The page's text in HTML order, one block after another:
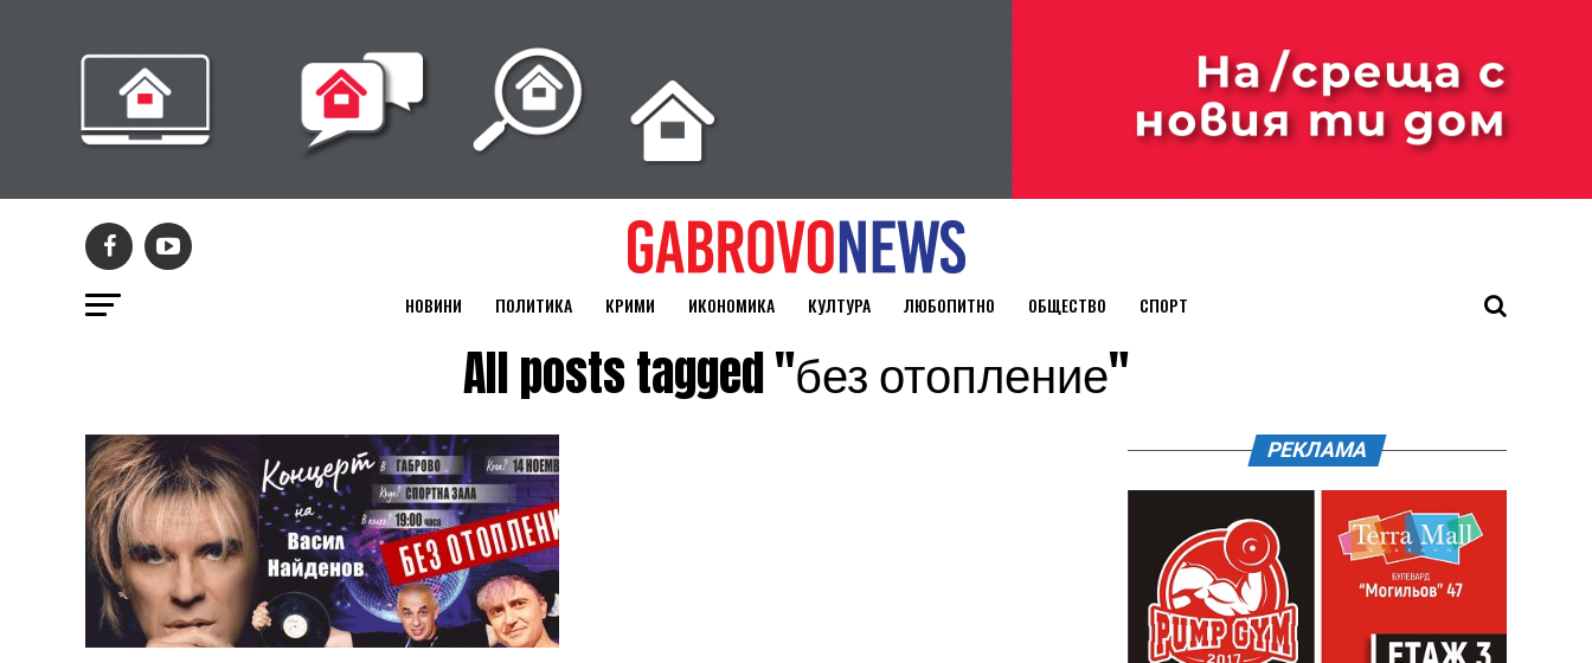
НОВИНИ ПОЛИТИКА КРИМИ ИКОНОМИКА КУЛТУРА ЛЮБОПИТНО ОБЩЕСТВО СПОРТ
All posts tagged "без отопление"
РЕКЛАМА